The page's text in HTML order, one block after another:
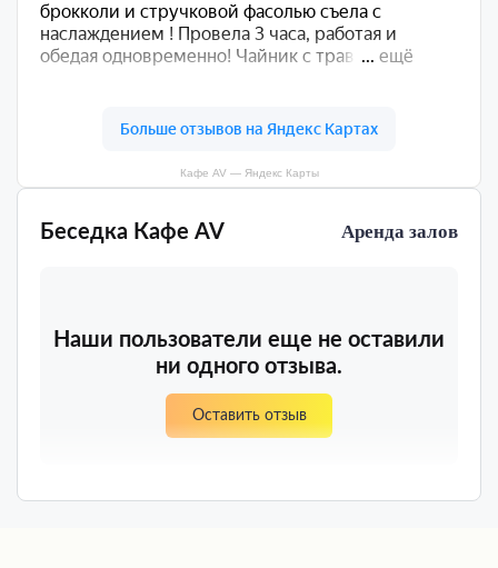
Беседка Кафе AV Аренда залов
Наши пользователи еще не оставили
ни одного отзыва.
Оставить отзыв
Кафе AV — Яндекс Карты